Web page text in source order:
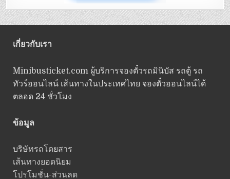
เกี่ยวกับเรา
Minibusticket.com ผู้บริการจองตั๋วรถมินิบัส รถตู้ รถ
ทัวร์ออนไลน์ เส้นทางในประเทศไทย จองตั๋วออนไลน์ได้
ตลอด 24 ชั่วโมง
ข้อมูล
บริษัทรถโดยสาร
เส้นทางยอดนิยม
โปรโมชั่น-ส่วนลด